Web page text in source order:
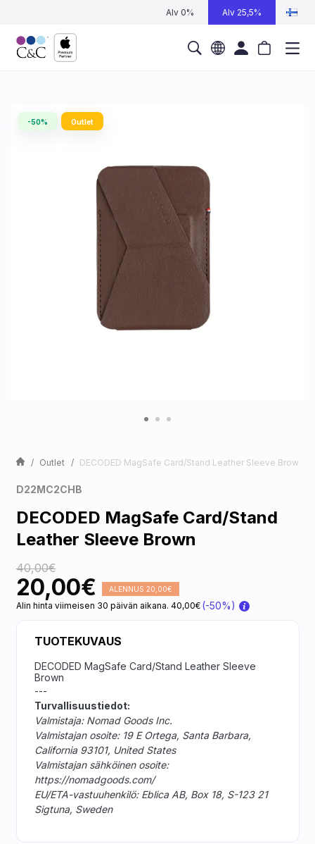
Alv 0% Alv 25,5%
-50% Outlet
Outlet DECODED MagSafe Card/Stand Leather Sleeve Brown
D22MC2CHB
DECODED MagSafe Card/Stand
Leather Sleeve Brown
40,00€
20,00€ ALENNUS 20,00€
Alin hinta viimeisen 30 päivän aikana. 40,00€ (-50%)
TUOTEKUVAUS
DECODED MagSafe Card/Stand Leather Sleeve
Brown
---
Turvallisuustiedot:
Valmistaja: Nomad Goods Inc.
Valmistajan osoite: 19 E Ortega, Santa Barbara,
California 93101, United States
Valmistajan sähköinen osoite:
https://nomadgoods.com/
EU/ETA-vastuuhenkilö: Eblica AB, Box 18, S-123 21
Sigtuna, Sweden